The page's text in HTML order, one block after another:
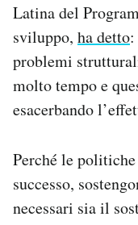
Latina del
sviluppo, ha detto
problemi
molto tempo e
esacerbando
Perché le
successo,
necessari sia il